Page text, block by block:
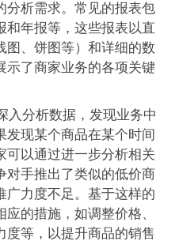
分析需求。常见的报表包
和年报等，这些报表以直
图、饼图等）和详细的数
示了商家业务的各项关键
入分析数据，发现业务中
发现某个商品在某个时间
可以通过进一步分析相关
对手推出了类似的低价商
广力度不足。基于这样的
的措施，如调整价格、
度等，以提升商品的销售